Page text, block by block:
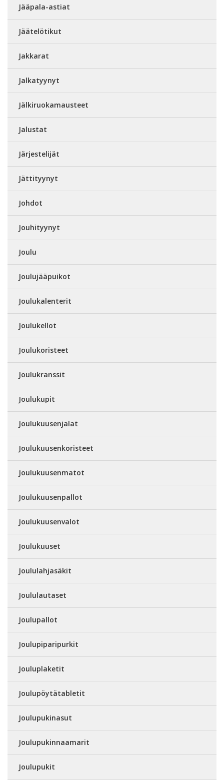
Jääpala-astiat
Jäätelötikut
Jakkarat
Jalkatyynyt
Jälkiruokamausteet
Jalustat
Järjestelijät
Jättityynyt
Johdot
Jouhityynyt
Joulu
Joulujääpuikot
Joulukalenterit
Joulukellot
Joulukoristeet
Joulukranssit
Joulukupit
Joulukuusenjalat
Joulukuusenkoristeet
Joulukuusenmatot
Joulukuusenpallot
Joulukuusenvalot
Joulukuuset
Joululahjasäkit
Joululautaset
Joulupallot
Joulupiparipurkit
Jouluplaketit
Joulupöytätabletit
Joulupukinasut
Joulupukinnaamarit
Joulupukit